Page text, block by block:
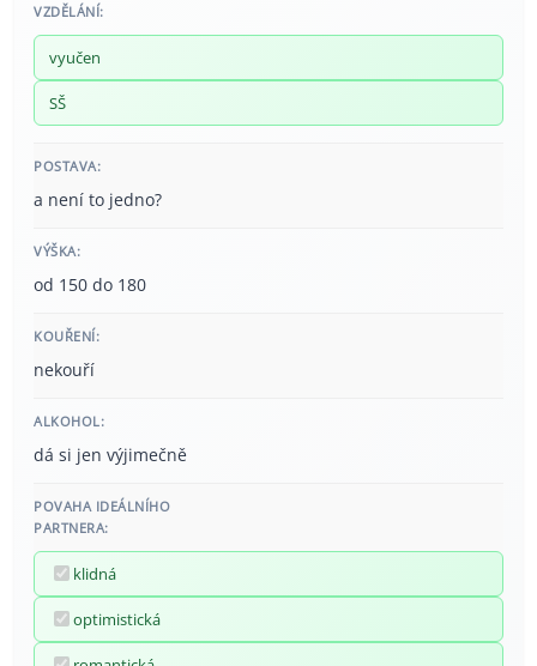
VZDĚLÁNÍ:
vyučen
SŠ
POSTAVA:
a není to jedno?
VÝŠKA:
od 150 do 180
KOUŘENÍ:
nekouří
ALKOHOL:
dá si jen výjimečně
POVAHA IDEÁLNÍHO
PARTNERA:
klidná
optimistická